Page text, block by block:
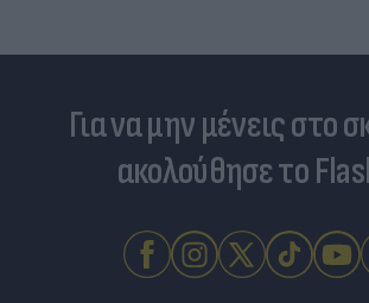
Για να μην μένεις στο
ακολούθησε το